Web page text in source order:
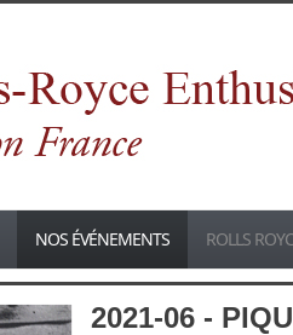
NOS ÉVÉNEMENTS ROLLS
2021-06 -